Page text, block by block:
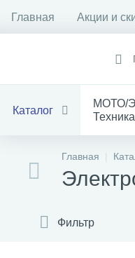
Главная Акции и
Каталог
МОТО/
Техника
ВсеГлавная
Фильтр